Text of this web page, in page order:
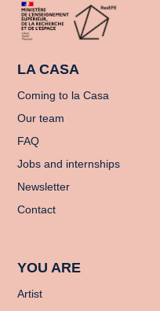
LA CASA
Coming to la Casa
Our team
FAQ
Jobs and internships
Newsletter
Contact
YOU ARE
Artist